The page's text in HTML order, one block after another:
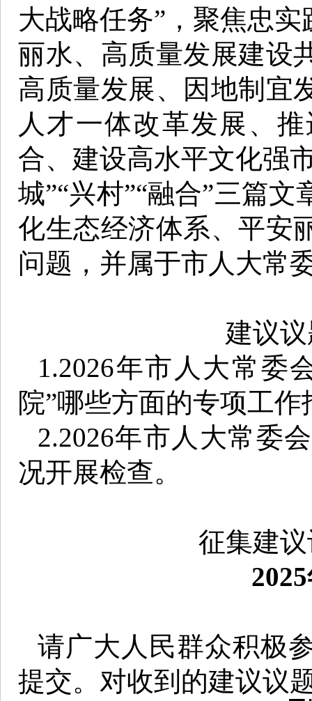
大战略任务”，聚焦忠
丽水、高质量发展建设
高质量发展、因地制宜
人才一体改革发展、
合、建设高水平文化强
城”“兴村”“融合”三篇
化生态经济体系、平安
问题，并属于市人大常
建议
1.2026年市人大常委
院”哪些方面的专项工作
2.2026年市人大常委
况开展检查。
征集建
请广大人民群众积极
提交。对收到的建议议